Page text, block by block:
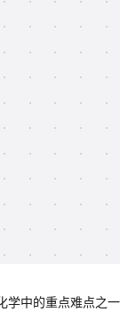
学中的重点难点之